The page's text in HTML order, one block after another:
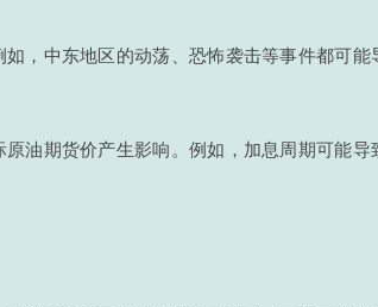
，中东地区的动荡、恐怖袭击等事件都可能
油期货价产生影响。例如，加息周期可能